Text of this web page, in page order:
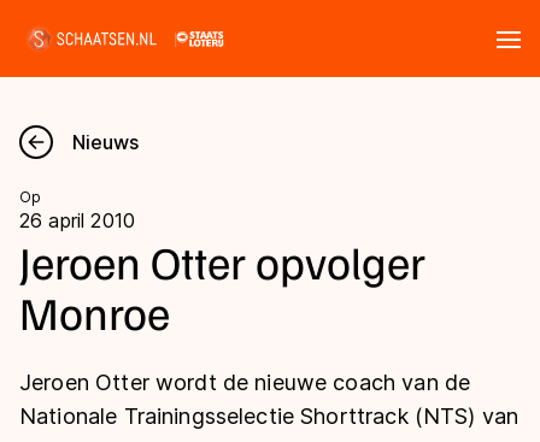
Nieuws
Kalender
Disciplines
Langebaan
Uitslagen
Nieuws
Op
26 april 2010
Jeroen Otter opvolger
Monroe
Jeroen Otter wordt de nieuwe coach van de
Nationale Trainingsselectie Shorttrack (NTS) van